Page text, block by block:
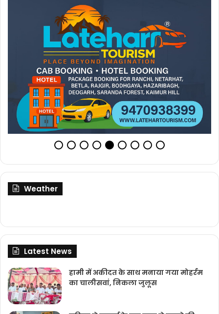
Weather
Latest News
हामी में अकीदत के साथ मनाया गया मोहर्रम
का चालीसवां, निकला जुलूस